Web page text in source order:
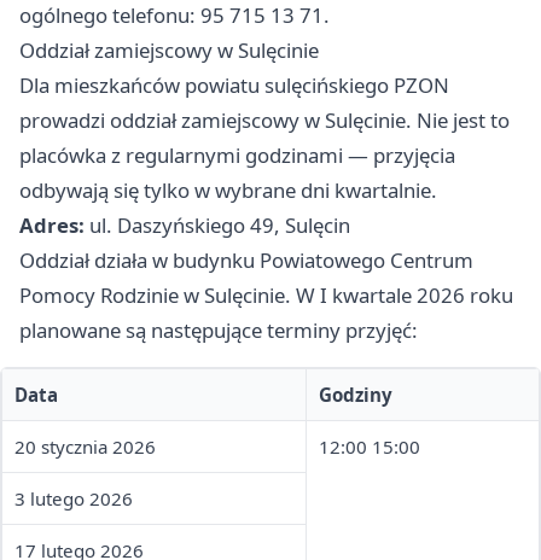
ogólnego telefonu: 95 715 13 71.
Oddział zamiejscowy w Sulęcinie
Dla mieszkańców powiatu sulęcińskiego PZON
prowadzi oddział zamiejscowy w Sulęcinie. Nie jest to
placówka z regularnymi godzinami — przyjęcia
odbywają się tylko w wybrane dni kwartalnie.
Adres: ul. Daszyńskiego 49, Sulęcin
Oddział działa w budynku Powiatowego Centrum
Pomocy Rodzinie w Sulęcinie. W I kwartale 2026 roku
planowane są następujące terminy przyjęć:
Data Godziny
20 stycznia 2026 12:00 15:00
3 lutego 2026
17 lutego 2026